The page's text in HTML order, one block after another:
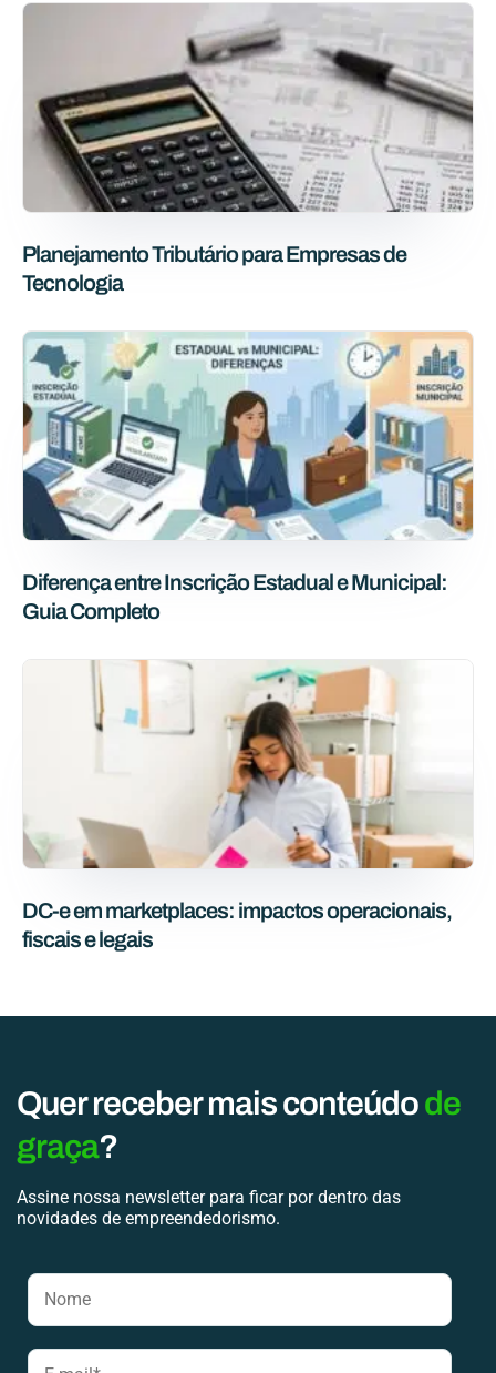
Planejamento Tributário para Empresas de
Tecnologia
Diferença entre Inscrição Estadual e Municipal:
Guia Completo
DC-e em marketplaces: impactos operacionais,
fiscais e legais
Quer receber mais conteúdode
graça?
Assine nossa newsletter para ficar por dentro das
novidades de empreendedorismo.